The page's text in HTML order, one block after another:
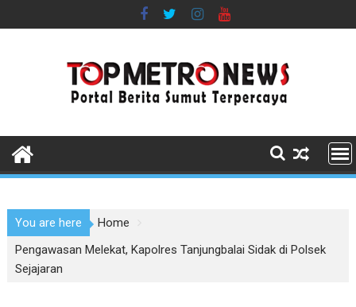
to
You are here
Home
Pengawasan Melekat, Kapolres Tanjungbalai Sidak di Polsek
Sejajaran